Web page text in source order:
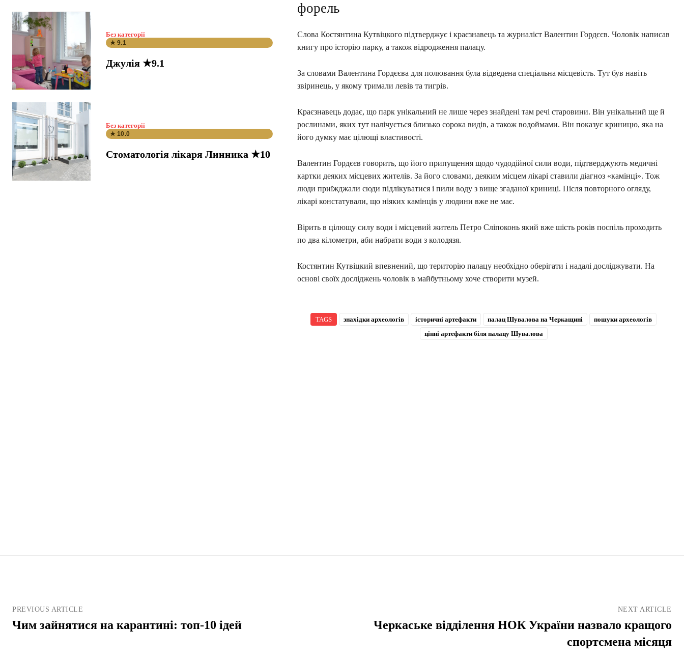
Без категорії
★ 9.1
Джулія ★9.1
Без категорії
★ 10.0
Стоматологія лікаря Линника ★10
форель
Слова Костянтина Кутвіцкого підтверджує і краєзнавець та журналіст Валентин Гордєєв. Чоловік написав
книгу про історію парку, а також відродження палацу.
За словами Валентина Гордєєва для полювання була відведена спеціальна місцевість. Тут був навіть
звіринець, у якому тримали левів та тигрів.
Краєзнавець додає, що парк унікальний не лише через знайдені там речі старовини. Він унікальний ще й
рослинами, яких тут налічується близько сорока видів, а також водоймами. Він показує криницю, яка на
його думку має цілющі властивості.
Валентин Гордєєв говорить, що його припущення щодо чудодійної сили води, підтверджують медичні
картки деяких місцевих жителів. За його словами, деяким місцем лікарі ставили діагноз «камінці». Тож
люди приїжджали сюди підлікуватися і пили воду з вище згаданої криниці. Після повторного огляду,
лікарі констатували, що ніяких камінців у людини вже не має.
Вірить в цілющу силу води і місцевий житель Петро Сліпоконь який вже шість років поспіль проходить
по два кілометри, аби набрати води з колодязя.
Костянтин Кутвіцкий впевнений, що територію палацу необхідно оберігати і надалі досліджувати. На
основі своїх досліджень чоловік в майбутньому хоче створити музей.
TAGS знахідки археологів історичні артефакти палац Шувалова на Черкащині
пошуки археологів
цінні артефакти біля палацу Шувалова
PREVIOUS ARTICLE
Чим зайнятися на карантині: топ-10 ідей
NEXT ARTICLE
Черкаське відділення НОК України назвало кращого
спортсмена місяця